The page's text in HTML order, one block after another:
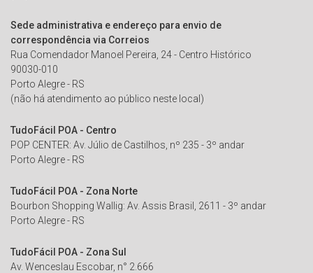
Sede administrativa e endereço para envio de
correspondência via Correios
Rua Comendador Manoel Pereira, 24 - Centro Histórico
90030-010
Porto Alegre - RS
(não há atendimento ao público neste local)
TudoFácil POA - Centro
POP CENTER: Av. Júlio de Castilhos, nº 235 - 3º andar
Porto Alegre - RS
TudoFácil POA - Zona Norte
Bourbon Shopping Wallig: Av. Assis Brasil, 2611 - 3º andar
Porto Alegre - RS
TudoFácil POA - Zona Sul
Av. Wenceslau Escobar, n° 2.666